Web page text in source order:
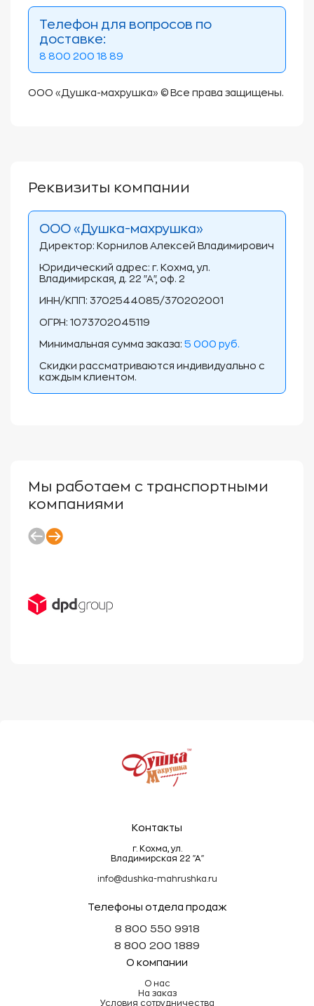
Телефон для вопросов по
доставке:
8 800 200 18 89
ООО «Душка-махрушка» © Все права защищены.
Реквизиты компании
ООО «Душка-махрушка»
Директор: Корнилов Алексей Владимирович
Юридический адрес: г. Кохма, ул.
Владимирская, д. 22 "А", оф. 2
ИНН/КПП: 3702544085/370202001
ОГРН: 1073702045119
Минимальная сумма заказа: 5 000 руб.
Скидки рассматриваются индивидуально с
каждым клиентом.
Мы работаем с транспортными
компаниями
Контакты
г. Кохма, ул.
Владимирская 22 "А"
info@dushka-mahrushka.ru
Телефоны отдела продаж
8 800 550 9918
8 800 200 1889
О компании
О нас
На заказ
Условия сотрудничества